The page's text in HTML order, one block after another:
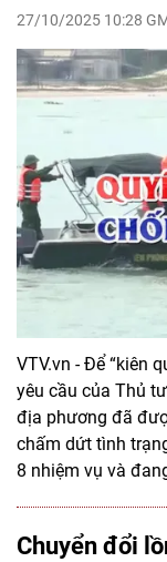
27/10/2025 10:28
VTV.vn - Để “kiên
yêu cầu của Thủ
địa phương đã
chấm dứt tình
8 nhiệm vụ và
Chuyển đổi